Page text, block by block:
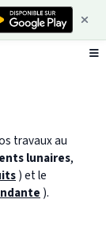
travaux au
lunaires,
) et le
).